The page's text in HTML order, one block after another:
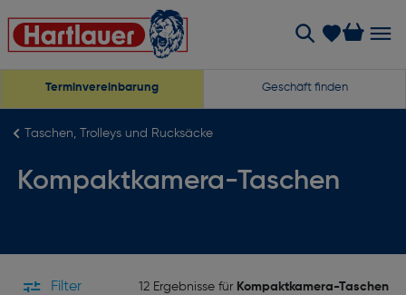
Terminvereinbarung Geschäft finden
Taschen, Trolleys und Rucksäcke
Kompaktkamera-Taschen
Filter 12 Ergebnisse für Kompaktkamera-Taschen